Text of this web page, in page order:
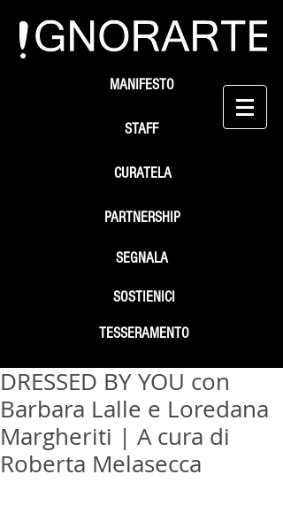
STAFF
SEGNALA
SOSTIENICI
MANIFESTO
PARTNERSHIP
TESSERAMENTO
CURATELA
DRESSED BY YOU con
Barbara Lalle e Loredana
Margheriti | A cura di
Roberta Melasecca